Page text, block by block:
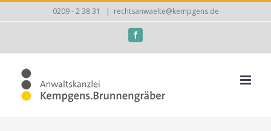
Inhalt
0209 - 2 38 31 | rechtsanwaelte@kempgens.de